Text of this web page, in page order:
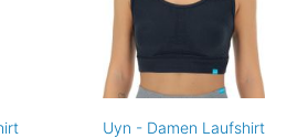
Uyn - Damen Laufshirt